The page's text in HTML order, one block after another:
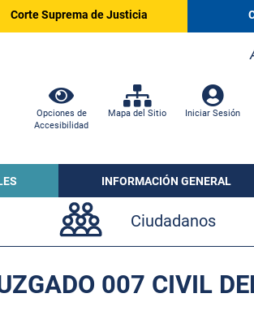
Corte Suprema de Justicia
Opciones de
Accesibilidad
Mapa del Sitio Iniciar Sesión
INFORMACIÓN GENERAL
Ciudadanos
007 CIVIL